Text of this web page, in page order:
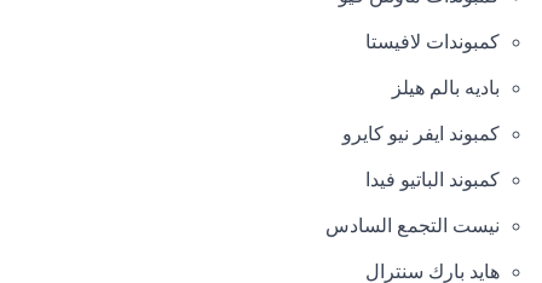
كمبوندات لافيستا
باديه بالم هيلز
كمبوند ايفر نيو كايرو
كمبوند الباتيو فيدا
نيست التجمع السادس
هايد بارك سنترال